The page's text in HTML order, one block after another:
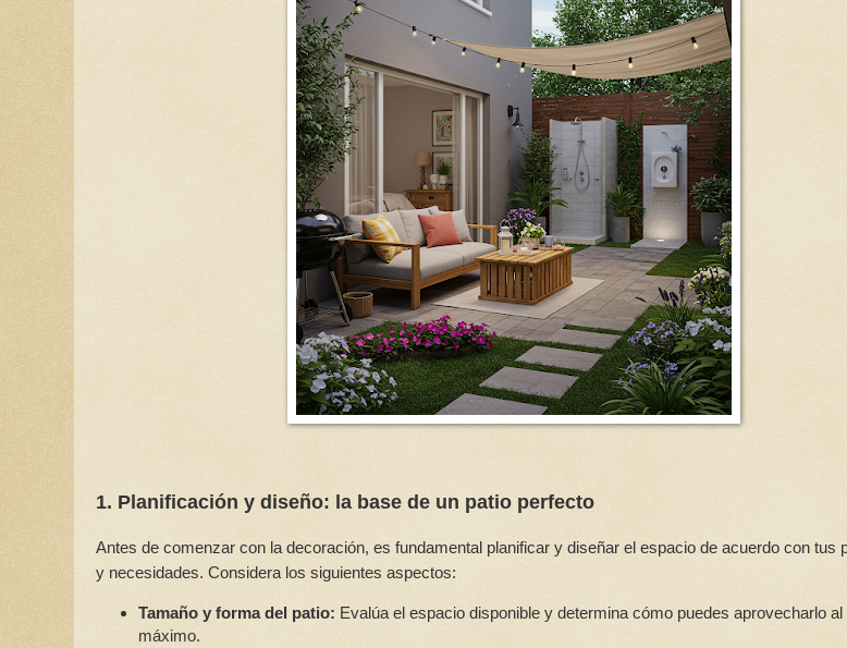
1. Planificación y diseño: la base de un patio perfecto
Antes de comenzar con la decoración, es fundamental planificar y diseñar el espacio de acuerdo con tus
y necesidades. Considera los siguientes aspectos:
Tamaño y forma del patio: Evalúa el espacio disponible y determina cómo puedes aprovecharlo al
máximo.